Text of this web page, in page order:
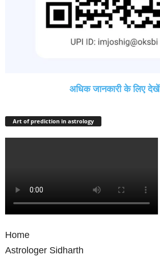
अधिक जानकारी के लिए देखें
Art of prediction in astrology
Home
Astrologer Sidharth